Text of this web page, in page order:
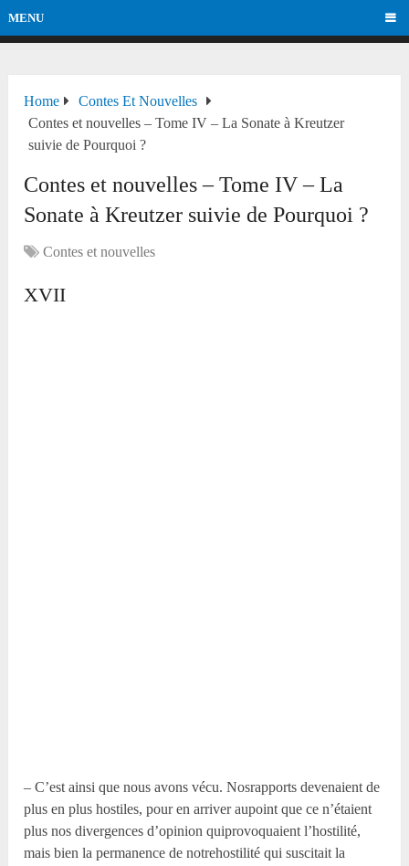
MENU
Home
Contes Et Nouvelles
Contes et nouvelles – Tome IV – La Sonate à Kreutzer
suivie de Pourquoi ?
Contes et nouvelles – Tome IV – La
Sonate à Kreutzer suivie de Pourquoi ?
Contes et nouvelles
XVII
– C’est ainsi que nous avons vécu. Nosrapports devenaient de
plus en plus hostiles, pour en arriver aupoint que ce n’étaient
plus nos divergences d’opinion quiprovoquaient l’hostilité,
mais bien la permanence de notrehostilité qui suscitait la